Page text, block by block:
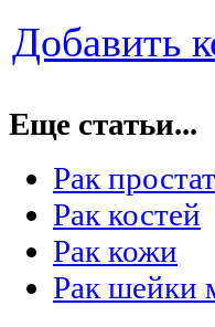
Добавить
Еще статьи...
Рак
Рак костей
Рак кожи
Рак шейки